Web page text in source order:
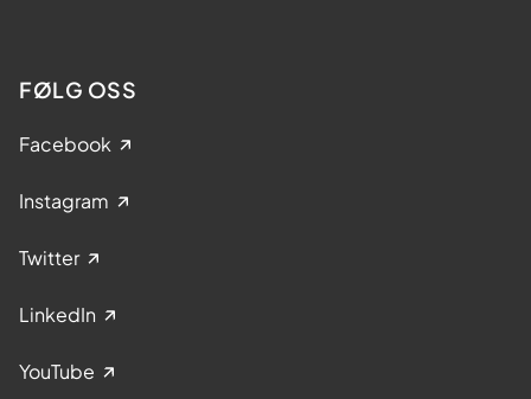
FØLG OSS
Facebook
Instagram
Twitter
LinkedIn
YouTube